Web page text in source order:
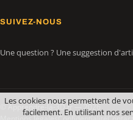
SUIVEZ-NOUS
Une question ? Une suggestion
© Apprendre-la-3D.fr — 2026
Les cookies nous permettent de
facilement. En utilisant nos